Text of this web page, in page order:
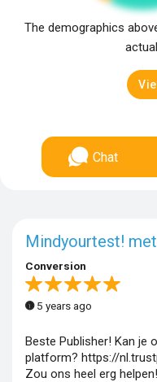
The demographics
Chat
Mindyourtest!
Conversion
5 years ago
Beste Publisher! Kan je
platform? https://
Zou ons heel erg